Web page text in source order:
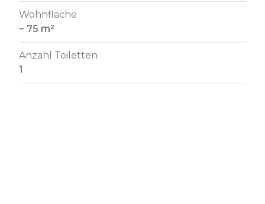
Wohnfläche
~ 75 m²
Anzahl Toiletten
1